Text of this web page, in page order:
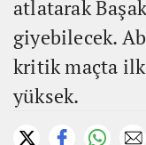
atlatarak
giyebilecek.
kritik maçta
yüksek.